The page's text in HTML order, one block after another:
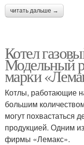
читать дальше →
Котел
Модельный
марки
Котлы, работающие
большим
могут похвастаться
продукцией. Одним
фирмы «Лемакс».